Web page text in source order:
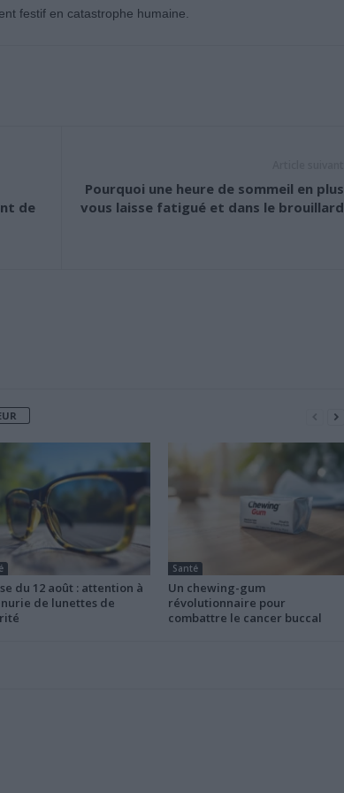
festif en catastrophe humaine.
de
Pourquoi une heure de sommeil en plus
vous laisse fatigué et dans le brouillard
du 12 août : attention à
de lunettes de
Santé
Un chewing-gum
révolutionnaire pour
combattre le cancer buccal